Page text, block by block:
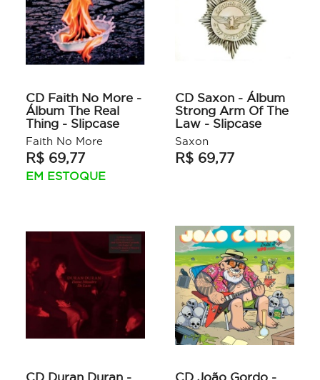
CD Faith No More -
Álbum The Real
Thing - Slipcase
Faith No More
R$ 69,77
EM ESTOQUE
CD Saxon - Álbum
Strong Arm Of The
Law - Slipcase
Saxon
R$ 69,77
CD Duran Duran -
CD João Gordo -